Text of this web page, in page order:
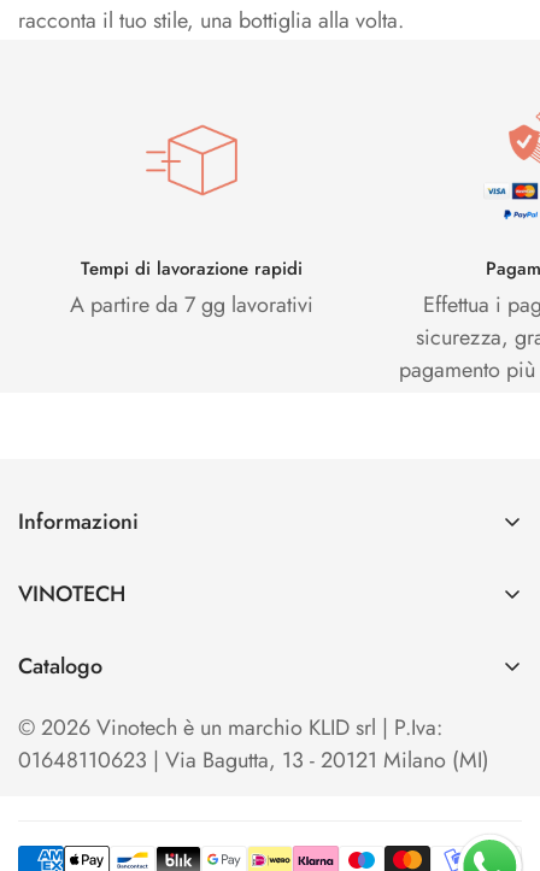
racconta il tuo stile, una bottiglia alla volta.
Tempi di lavorazione rapidi
A partire da 7 gg lavorativi
Effettua i
sicurezza,
pagamento
Informazioni
Spedizioni e Pagamenti
Cerca
Termini e condizioni di Vendita
Privacy Policy
Your Privacy Choices
VINOTECH
Vinotech B2B
Blog
Catalogo
TO OPEN
TO SERVE & STORE
© 2026 Vinotech è un marchio KLID srl | P.Iva:
01648110623 | Via Bagutta, 13 - 20121 Milano (MI)